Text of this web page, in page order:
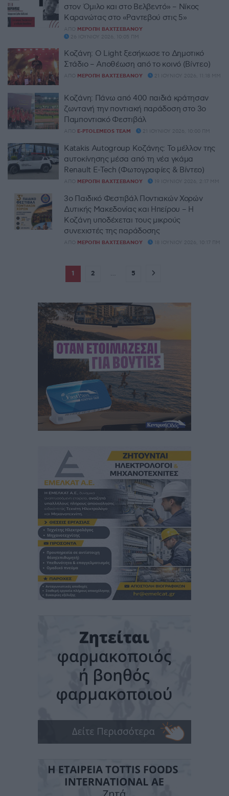
στον Όμιλο και στο Βελβεντό» – Νίκος
Καρανώτας στο «Ραντεβού στις 5»
ΑΠΌ ΜΕΡΌΠΗ ΒΑΧΤΣΕΒΆΝΟΥ
26 ΙΟΥΝΊΟΥ 2026, 10:05 ΠΜ
Κοζάνη: Ο Light ξεσήκωσε το Δημοτικό
Στάδιο – Αποθέωση από το κοινό (Βίντεο)
ΑΠΌ ΜΕΡΌΠΗ ΒΑΧΤΣΕΒΆΝΟΥ 21 ΙΟΥΝΊΟΥ 2026, 11:18 ΜΜ
Κοζάνη: Πάνω από 400 παιδιά κράτησαν
ζωντανή την ποντιακή παράδοση στο 3ο
Παμποντιακό Φεστιβάλ
ΑΠΌ E-PTOLEMEOS TEAM 21 ΙΟΥΝΊΟΥ 2026, 10:00 ΠΜ
Katakis Autogroup Κοζάνης: Το μέλλον της
αυτοκίνησης μέσα από τη νέα γκάμα
Renault E-Tech (Φωτογραφίες & Βίντεο)
ΑΠΌ ΜΕΡΌΠΗ ΒΑΧΤΣΕΒΆΝΟΥ 19 ΙΟΥΝΊΟΥ 2026, 2:17 ΜΜ
3ο Παιδικό Φεστιβάλ Ποντιακών Χορών
Δυτικής Μακεδονίας και Ηπείρου – Η
Κοζάνη υποδέχεται τους μικρούς
συνεχιστές της παράδοσης
ΑΠΌ ΜΕΡΌΠΗ ΒΑΧΤΣΕΒΆΝΟΥ 18 ΙΟΥΝΊΟΥ 2026, 10:17 ΠΜ
1 2 … 5